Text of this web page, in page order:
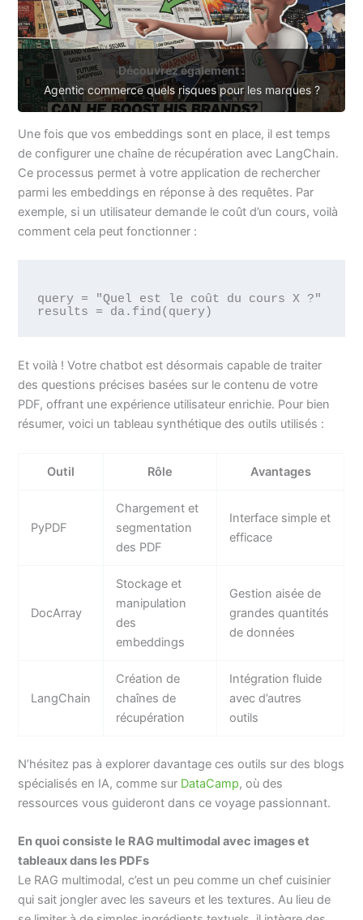
Découvrez également :
Agentic commerce quels risques pour les marques ?
Une fois que vos embeddings sont en place, il est temps
de configurer une chaîne de récupération avec LangChain.
Ce processus permet à votre application de rechercher
parmi les embeddings en réponse à des requêtes. Par
exemple, si un utilisateur demande le coût d’un cours, voilà
comment cela peut fonctionner :
query = "Quel est le coût du cours X ?"
Et voilà ! Votre chatbot est désormais capable de traiter
des questions précises basées sur le contenu de votre
PDF, offrant une expérience utilisateur enrichie. Pour bien
résumer, voici un tableau synthétique des outils utilisés :
Outil Rôle Avantages
PyPDF
Chargement et
segmentation
des PDF
Interface simple et
efficace
DocArray
Stockage et
manipulation
des
embeddings
Gestion aisée de
grandes quantités
de données
LangChain
Création de
chaînes de
récupération
Intégration fluide
avec d’autres
outils
N’hésitez pas à explorer davantage ces outils sur des blogs
spécialisés en IA, comme sur DataCamp, où des
ressources vous guideront dans ce voyage passionnant.
En quoi consiste le RAG multimodal avec images et
tableaux dans les PDFs
Le RAG multimodal, c’est un peu comme un chef cuisinier
qui sait jongler avec les saveurs et les textures. Au lieu de